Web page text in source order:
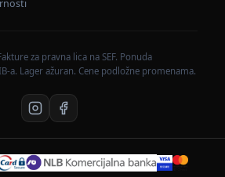
za pravna lica na SEF. Ponuda
a. Lager ažuran. Cene podložne promenama.